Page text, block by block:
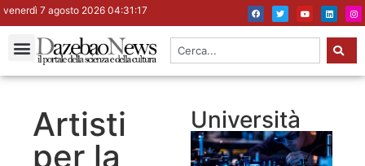
venerdì 7 agosto 2026 04:31:18
Artisti
per la
Università